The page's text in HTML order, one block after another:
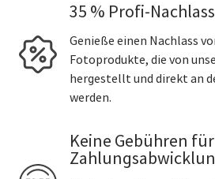
35 % Profi-Nachlass
Genieße einen Nachlass
Fotoprodukte, die von
hergestellt und direkt an
werden.
Keine Gebühren